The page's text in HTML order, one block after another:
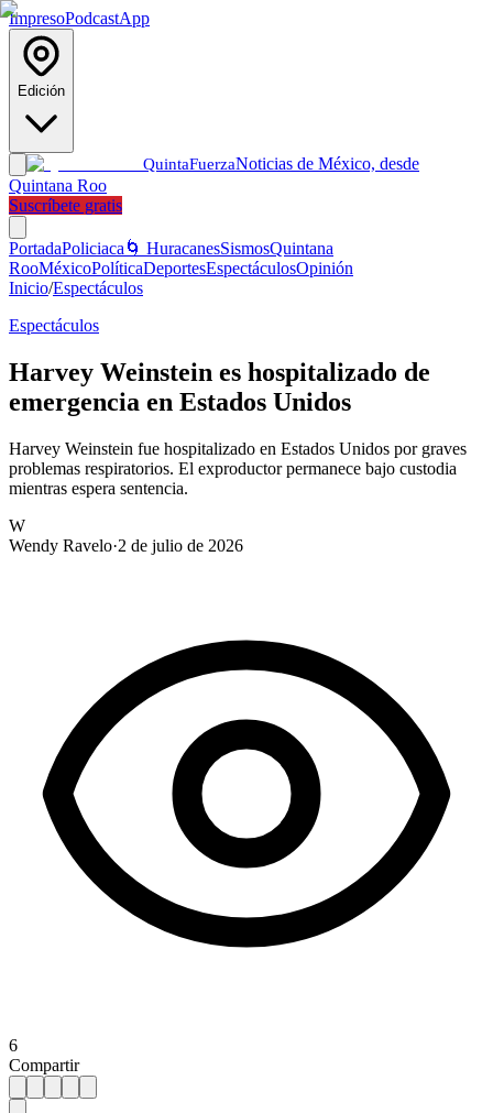
ImpresoPodcastApp
Edición
QuintaFuerzaNoticias de México, desde
Quintana Roo
Suscríbete gratis
PortadaPoliciaca 🌀 HuracanesSismosQuintana
RooMéxicoPolíticaDeportesEspectáculosOpinión
Inicio/Espectáculos
Espectáculos
Harvey Weinstein es hospitalizado de
emergencia en Estados Unidos
Harvey Weinstein fue hospitalizado en Estados Unidos por graves
problemas respiratorios. El exproductor permanece bajo custodia
mientras espera sentencia.
W
Wendy Ravelo·2 de julio de 2026
6
Compartir